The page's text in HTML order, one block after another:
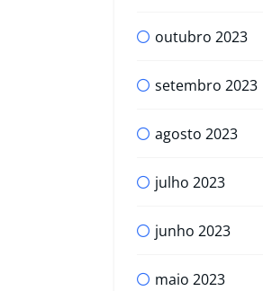
outubro 2023
setembro 2023
agosto 2023
julho 2023
junho 2023
maio 2023